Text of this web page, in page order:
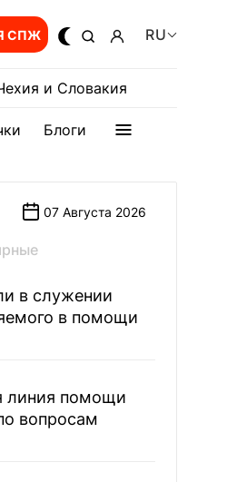
СПЖ RU
и Словакия
Блоги
07 Августа 2026
в служении
в помощи
линия помощи
вопросам